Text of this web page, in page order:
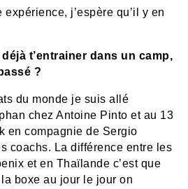
j’espère qu’il y en
t’entrainer dans un camp,
?
du monde je suis allé
chez Antoine Pinto et au 13
en compagnie de Sergio
coachs. La différence entre les
et en Thaïlande c’est que
la boxe au jour le jour on